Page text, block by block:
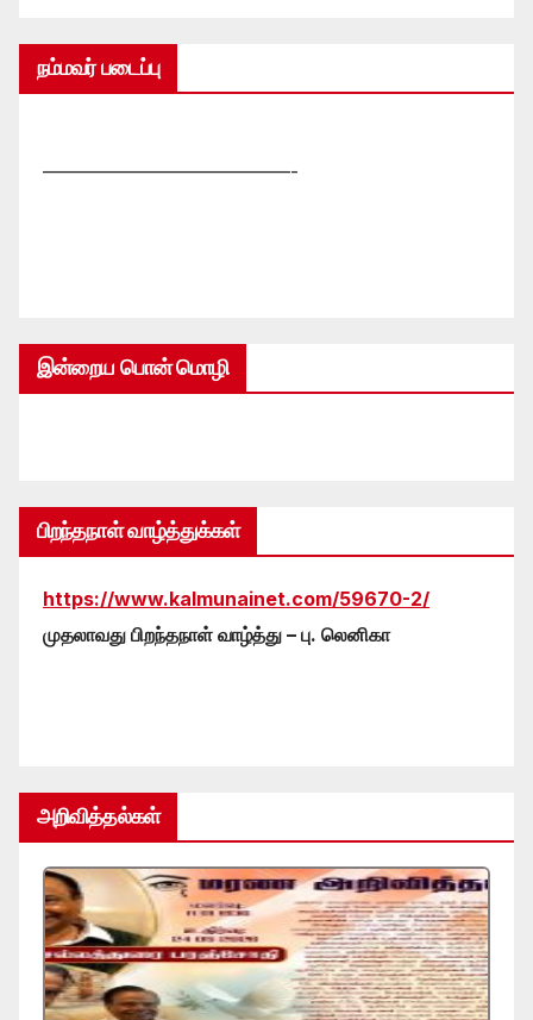
நம்மவர் படைப்பு
—————————————-
இன்றைய பொன் மொழி
பிறந்தநாள் வாழ்த்துக்கள்
https://www.kalmunainet.com/59670-2/
முதலாவது பிறந்தநாள் வாழ்த்து – பு. லெனிகா
அறிவித்தல்கள்